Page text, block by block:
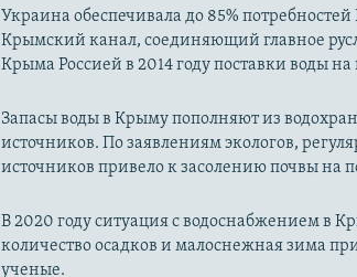
Украина обеспечивала до 85%
Крымский канал, соединяющий главное
Крыма Россией в 2014 году поставки воды на
Запасы воды в Крыму пополняют из
источников. По заявлениям экологов,
источников привело к засолению почвы на
В 2020 году ситуация с водоснабжением в
количество осадков и малоснежная зима
ученые.